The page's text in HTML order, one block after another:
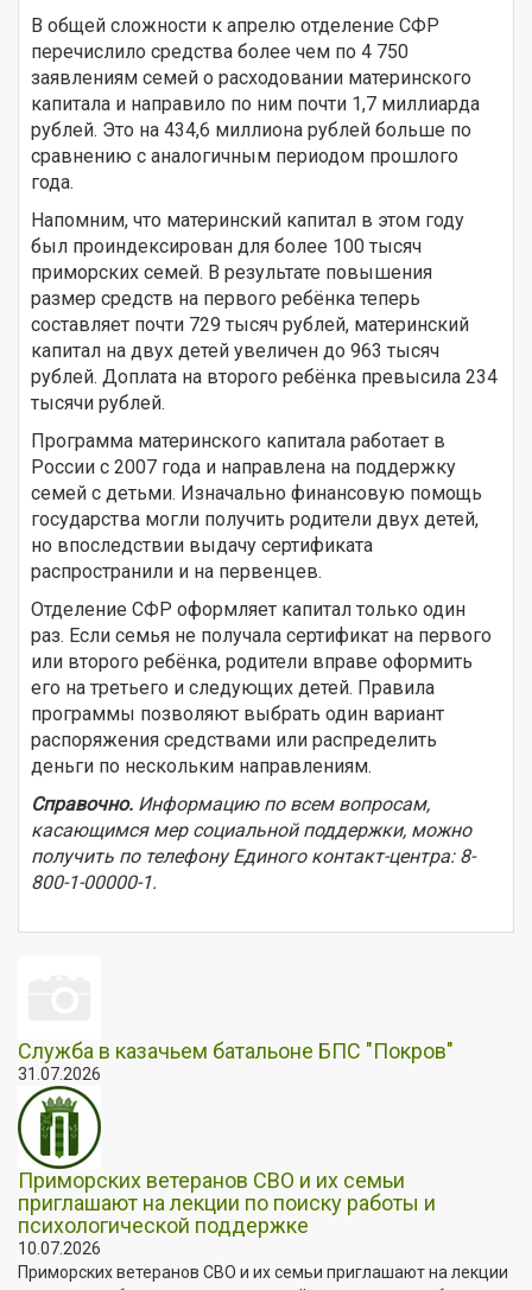
В общей сложности к апрелю отделение СФР
перечислило средства более чем по 4 750
заявлениям семей о расходовании материнского
капитала и направило по ним почти 1,7 миллиарда
рублей. Это на 434,6 миллиона рублей больше по
сравнению с аналогичным периодом прошлого
года.
Напомним, что материнский капитал в этом году
был проиндексирован для более 100 тысяч
приморских семей. В результате повышения
размер средств на первого ребёнка теперь
составляет почти 729 тысяч рублей, материнский
капитал на двух детей увеличен до 963 тысяч
рублей. Доплата на второго ребёнка превысила 234
тысячи рублей.
Программа материнского капитала работает в
России с 2007 года и направлена на поддержку
семей с детьми. Изначально финансовую помощь
государства могли получить родители двух детей,
но впоследствии выдачу сертификата
распространили и на первенцев.
Отделение СФР оформляет капитал только один
раз. Если семья не получала сертификат на первого
или второго ребёнка, родители вправе оформить
его на третьего и следующих детей. Правила
программы позволяют выбрать один вариант
распоряжения средствами или распределить
деньги по нескольким направлениям.
Справочно. Информацию по всем вопросам,
касающимся мер социальной поддержки, можно
получить по телефону Единого контакт-центра: 8-
800-1-00000-1.
Служба в казачьем батальоне БПС "Покров"
31.07.2026
Приморских ветеранов СВО и их семьи
приглашают на лекции по поиску работы и
психологической поддержке
10.07.2026
Приморских ветеранов СВО и их семьи приглашают на лекции